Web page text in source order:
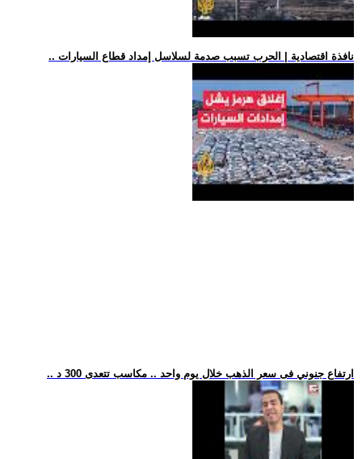
.. نافذة اقتصادية | الحرب تسبب صدمة لسلاسل إمداد قطاع السيارات
.. ارتفاع جنوني فى سعر الذهب خلال يوم واحد .. مكاسب تتعدى 300 د